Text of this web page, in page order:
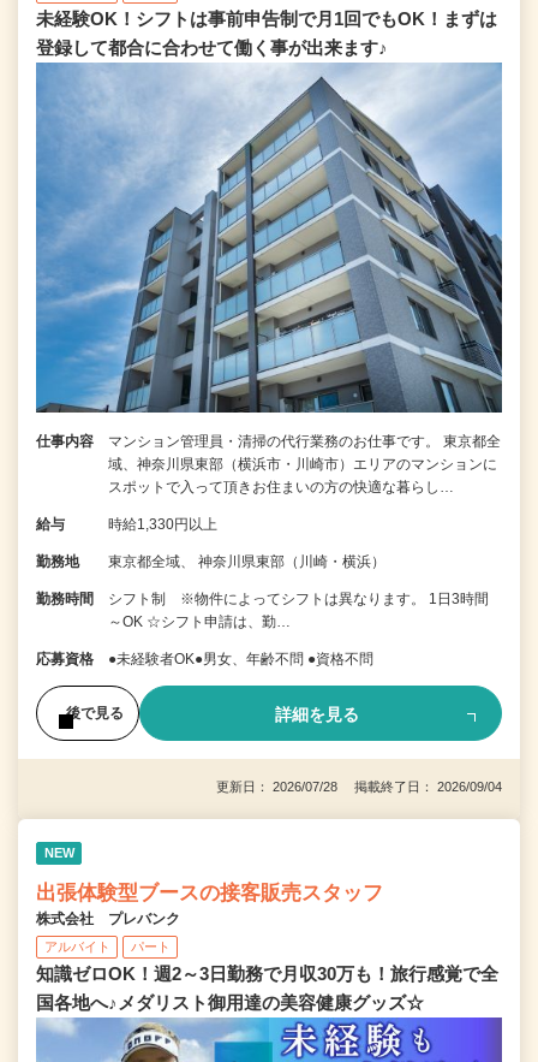
未経験OK！シフトは事前申告制で月1回でもOK！まずは
登録して都合に合わせて働く事が出来ます♪
仕事内容
マンション管理員・清掃の代行業務のお仕事です。 東京都全
域、神奈川県東部（横浜市・川崎市）エリアのマンションに
スポットで入って頂きお住まいの方の快適な暮らし…
給与 時給1,330円以上
勤務地 東京都全域、 神奈川県東部（川崎・横浜）
勤務時間
シフト制 ※物件によってシフトは異なります。 1日3時間
～OK ☆シフト申請は、勤…
応募資格 ●未経験者OK●男女、年齢不問 ●資格不問
後で見る 詳細を見る
更新日： 2026/07/28 掲載終了日： 2026/09/04
NEW
出張体験型ブースの接客販売スタッフ
株式会社 プレバンク
アルバイト パート
知識ゼロOK！週2～3日勤務で月収30万も！旅行感覚で全
国各地へ♪メダリスト御用達の美容健康グッズ☆